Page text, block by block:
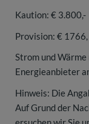
Kaution: € 3.800,-
Provision: €
Strom und
Energieanbieter
Hinweis: Die
Auf Grund der